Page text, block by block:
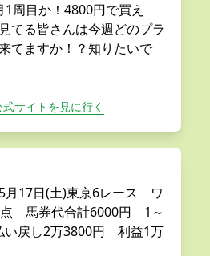
周目か！4800円で買え
てる皆さんは今週どのプラ
てますか！？知りたいで
サイトを見に行く
5月17日(土)東京6レース ワ
点 馬券代合計6000円 1～
戻し2万3800円 利益1万